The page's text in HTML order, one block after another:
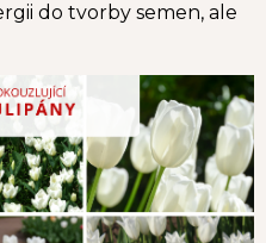
do tvorby semen, ale